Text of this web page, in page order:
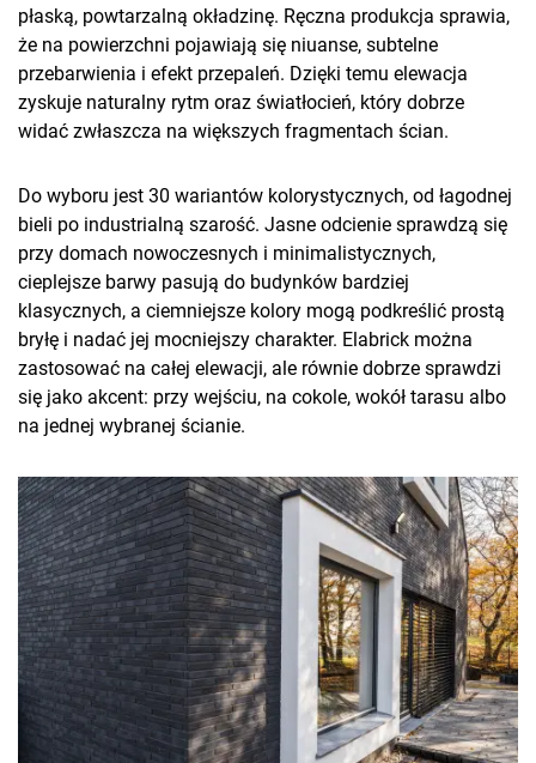
płaską, powtarzalną okładzinę. Ręczna produkcja sprawia,
że na powierzchni pojawiają się niuanse, subtelne
przebarwienia i efekt przepaleń. Dzięki temu elewacja
zyskuje naturalny rytm oraz światłocień, który dobrze
widać zwłaszcza na większych fragmentach ścian.
Do wyboru jest 30 wariantów kolorystycznych, od łagodnej
bieli po industrialną szarość. Jasne odcienie sprawdzą się
przy domach nowoczesnych i minimalistycznych,
cieplejsze barwy pasują do budynków bardziej
klasycznych, a ciemniejsze kolory mogą podkreślić prostą
bryłę i nadać jej mocniejszy charakter. Elabrick można
zastosować na całej elewacji, ale równie dobrze sprawdzi
się jako akcent: przy wejściu, na cokole, wokół tarasu albo
na jednej wybranej ścianie.